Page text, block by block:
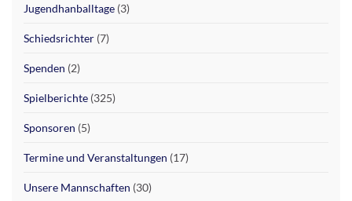
Jugendhanballtage (3)
Schiedsrichter (7)
Spenden (2)
Spielberichte (325)
Sponsoren (5)
Termine und Veranstaltungen (17)
Unsere Mannschaften (30)